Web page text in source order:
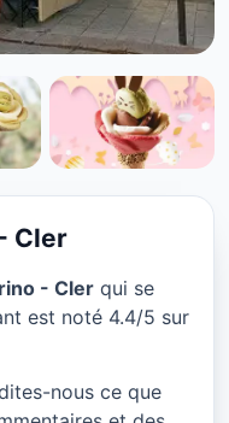
Paris
Cler
- Cler qui se
est noté 4.4/5 sur
nous ce que